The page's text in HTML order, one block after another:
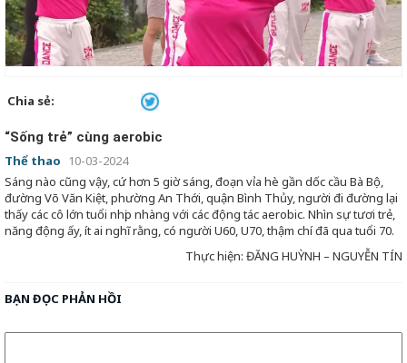
Video
Chia sẻ:
“Sống trẻ” cùng aerobic
Thể thao
10-03-2024
Sáng nào cũng vậy, cứ hơn 5 giờ sáng, đoạn vỉa hè gần dốc cầu Bà Bộ,
đường Võ Văn Kiệt, phường An Thới, quận Bình Thủy, người đi đường lại
thấy các cô lớn tuổi nhịp nhàng với các động tác aerobic. Nhìn sự tươi trẻ,
năng động ấy, ít ai nghĩ rằng, có người U60, U70, thậm chí đã qua tuổi 70.
Thực hiện: ĐĂNG HUỲNH – NGUYỄN TÍN
BẠN ĐỌC PHẢN HỒI